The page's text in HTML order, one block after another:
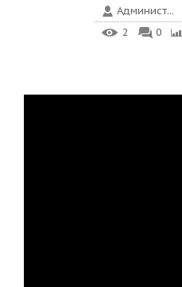
Админист...
2
0